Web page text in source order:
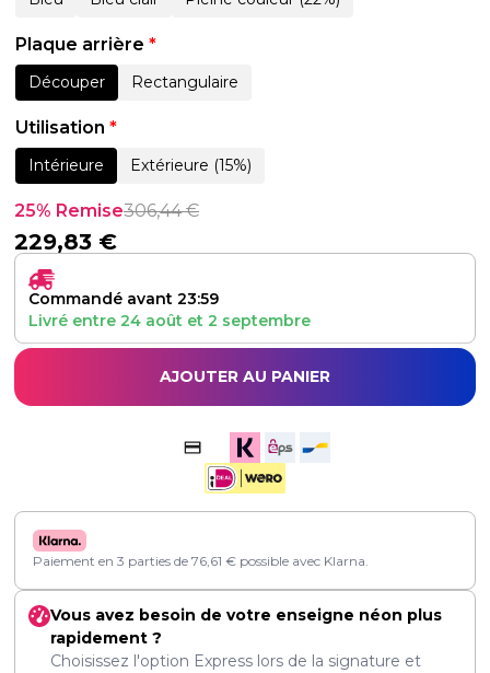
Plaque arrière *
Découper Rectangulaire
Utilisation *
Intérieure Extérieure (15%)
25% Remise306,44€
229,83 €
Commandé avant 23:59
Livré entre 24 août et 2 septembre
AJOUTER AU PANIER
Paiement en 3 parties de 76,61 € possible avec Klarna.
Vous avez besoin de votre enseigne néon plus
rapidement ?
Choisissez l'option Express lors de la signature et